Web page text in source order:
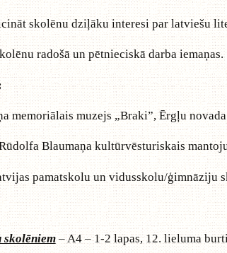
skolēnu dziļāku interesi par latviešu
radošā un pētnieciskā darba iemaņas.
memoriālais muzejs „Braki”, Ērgļu
Blaumaņa kultūrvēsturiskais
pamatskolu un vidusskolu/ģimnāziju
skolēniem– A4 – 1-2 lapas, 12. lieluma